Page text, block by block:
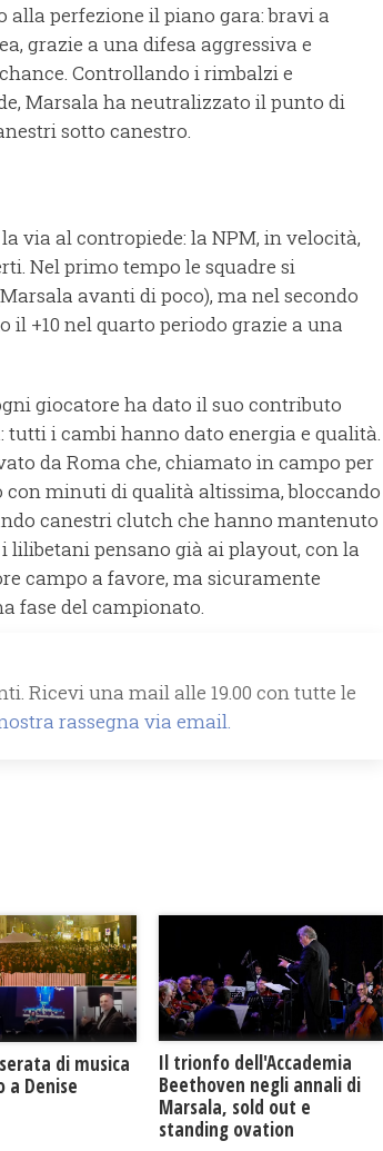
perfezione il piano gara: bravi a
grazie a una difesa aggressiva e
Controllando i rimbalzi e
Marsala ha neutralizzato il punto di
sotto canestro.
via al contropiede: la NPM, in velocità,
Nel primo tempo le squadre si
avanti di poco), ma nel secondo
+10 nel quarto periodo grazie a una
giocatore ha dato il suo contributo
tutti i cambi hanno dato energia e qualità.
da Roma che, chiamato in campo per
minuti di qualità altissima, bloccando
canestri clutch che hanno mantenuto
pensano già ai playout, con la
campo a favore, ma sicuramente
fase del campionato.
Ricevi una mail alle 19.00 con tutte le
rassegna via email.
di musica
a Denise
Il trionfo dell'Accademia
Beethoven negli annali di
Marsala, sold out e
standing ovation